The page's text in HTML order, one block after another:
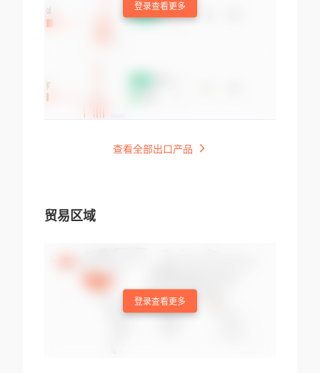
登录查看更多
查看全部出口产品
贸易区域
登录查看更多